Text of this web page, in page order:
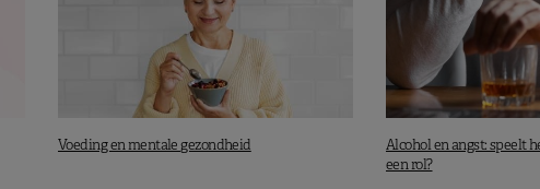
Voeding en mentale gezondheid
Alcohol en angst: speelt
een rol?